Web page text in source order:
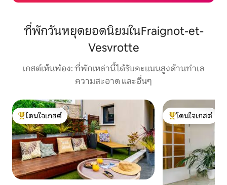
ที่พักวันหยุดยอดนิยมในFraignot-et-
Vesvrotte
เกสต์เห็นพ้อง: ที่พักเหล่านี้ได้รับคะแนนสูงด้านทำเล
ความสะอาด และอื่นๆ
โดนใจเกสต์ที่สุด
โดนใจเกสต์
โดนใจเกสต์ที่สุด
โดนใจเกสต์